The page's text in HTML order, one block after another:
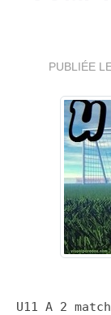
PUBLIÉE
U11 A 2